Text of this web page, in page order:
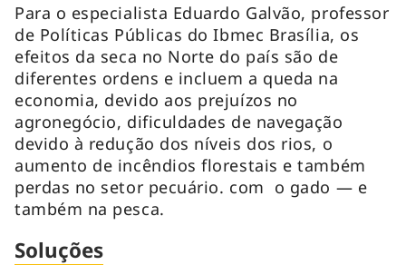
Para o especialista Eduardo Galvão, professor
de Políticas Públicas do Ibmec Brasília, os
efeitos da seca no Norte do país são de
diferentes ordens e incluem a queda na
economia, devido aos prejuízos no
agronegócio, dificuldades de navegação
devido à redução dos níveis dos rios, o
aumento de incêndios florestais e também
perdas no setor pecuário. com o gado — e
também na pesca.
Soluções